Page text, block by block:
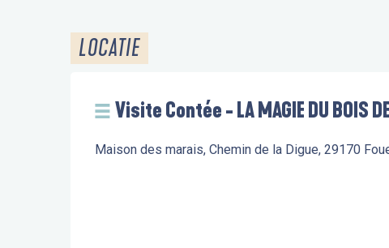
LOCATIE
Visite Contée - LA MAGIE DU BOIS
Maison des marais, Chemin de la Digue, 29170